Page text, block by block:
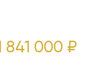
841 000 ₽